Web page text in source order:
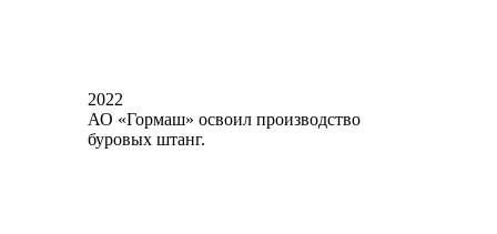
2022
АО «Гормаш» освоил производство
буровых штанг.